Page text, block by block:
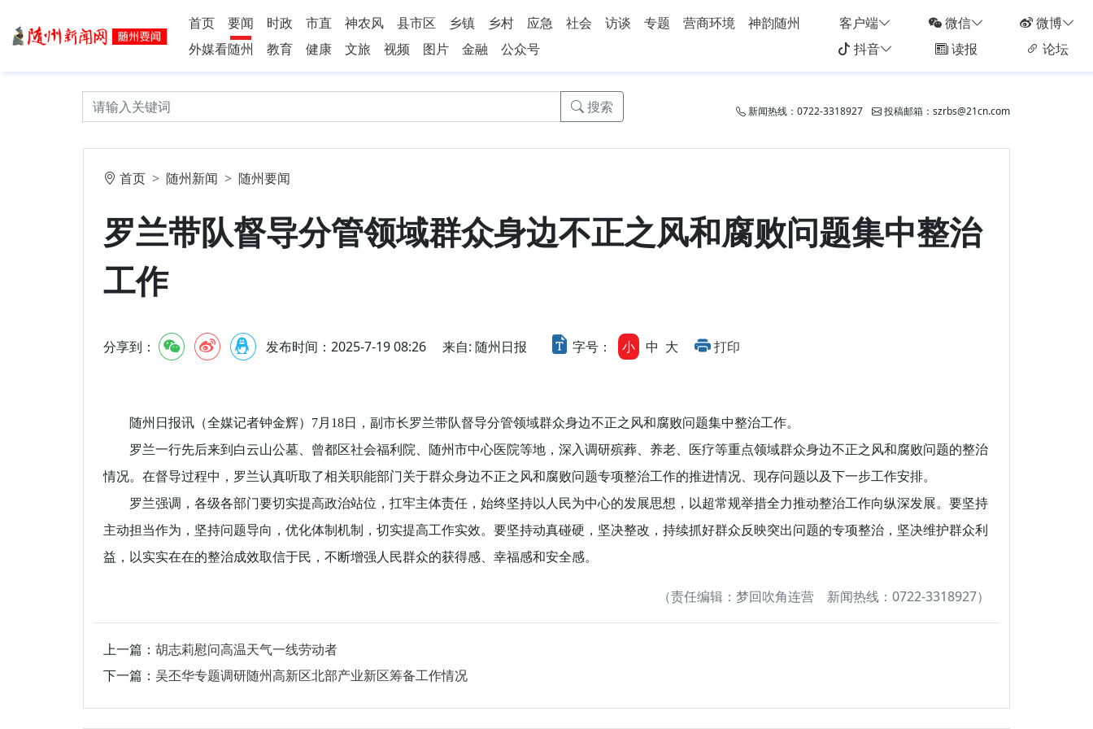
首页 要闻 时政 市直 神农风 县市区 乡镇 乡村 应急 社会 访谈 专题 营商环境
神韵随州
外媒看随州
教育 健康 文旅 视频 图片 金融 公众号
客户端 微信
微博
抖音
读报 论坛
搜索 新闻热线：0722-3318927 投稿邮箱：szrbs@21cn.com
首页 随州新闻 随州要闻
罗兰带队督导分管领域群众身边不正之风和腐败问题集中整治
工作
分享到： 发布时间：2025-7-19 08:26 来自: 随州日报 字号： 小 中 大 打印
随州日报讯（全媒记者钟金辉）7月18日，副市长罗兰带队督导分管领域群众身边不正之风和腐败问题集中整治工作。
罗兰一行先后来到白云山公墓、曾都区社会福利院、随州市中心医院等地，深入调研殡葬、养老、医疗等重点领域群众身边不正之风和腐败问题的整治
情况。在督导过程中，罗兰认真听取了相关职能部门关于群众身边不正之风和腐败问题专项整治工作的推进情况、现存问题以及下一步工作安排。
罗兰强调，各级各部门要切实提高政治站位，扛牢主体责任，始终坚持以人民为中心的发展思想，以超常规举措全力推动整治工作向纵深发展。要坚持
主动担当作为，坚持问题导向，优化体制机制，切实提高工作实效。要坚持动真碰硬，坚决整改，持续抓好群众反映突出问题的专项整治，坚决维护群众利
益，以实实在在的整治成效取信于民，不断增强人民群众的获得感、幸福感和安全感。
（责任编辑：梦回吹角连营 新闻热线：0722-3318927）
上一篇： 胡志莉慰问高温天气一线劳动者
下一篇： 吴丕华专题调研随州高新区北部产业新区筹备工作情况